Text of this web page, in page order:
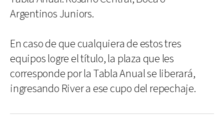
Argentinos Juniors.
En caso de que cualquiera de estos tres
equipos logre el título, la plaza que les
corresponde por la Tabla Anual se liberará,
ingresando River a ese cupo del repechaje.